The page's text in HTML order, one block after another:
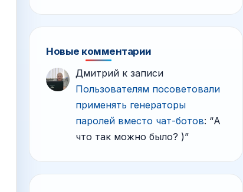
Новые комментарии
Дмитрий к записи
Пользователям посоветовали
применять генераторы
паролей вместо чат-ботов: “А
что так можно было? )”